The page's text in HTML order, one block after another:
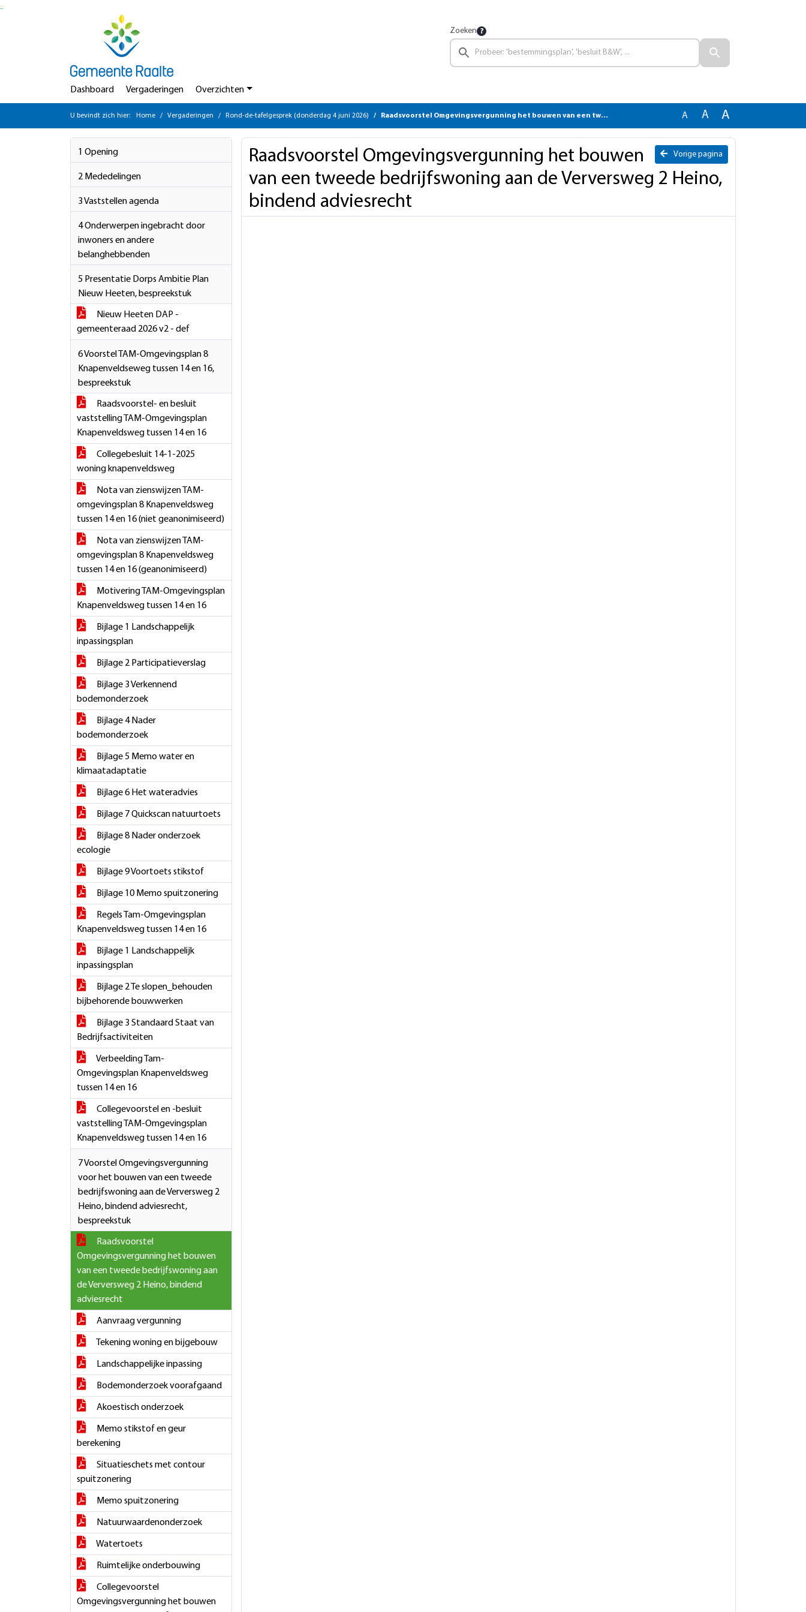
Ga naar de inhoud van deze pagina
Zoeken
Dashboard Vergaderingen Overzichten
U bevindt zich hier: Home Vergaderingen Rond-de-tafelgesprek (donderdag 4 juni 2026) Raadsvoorstel Omgevingsvergunning het bouwen van een tweede bedrijfswoning aan de Verversweg 2 Heino, bindend adviesrecht A A A
1 Opening
2 Mededelingen
3 Vaststellen agenda
4 Onderwerpen ingebracht door
inwoners en andere
belanghebbenden
5 Presentatie Dorps Ambitie Plan
Nieuw Heeten, bespreekstuk
Nieuw Heeten DAP -
gemeenteraad 2026 v2 - def
6 Voorstel TAM-Omgevingsplan 8
Knapenveldseweg tussen 14 en 16,
bespreekstuk
Raadsvoorstel- en besluit
vaststelling TAM-Omgevingsplan
Knapenveldsweg tussen 14 en 16
Collegebesluit 14-1-2025
woning knapenveldsweg
Nota van zienswijzen TAM-
omgevingsplan 8 Knapenveldsweg
tussen 14 en 16 (niet geanonimiseerd)
Nota van zienswijzen TAM-
omgevingsplan 8 Knapenveldsweg
tussen 14 en 16 (geanonimiseerd)
Motivering TAM-Omgevingsplan
Knapenveldsweg tussen 14 en 16
Bijlage 1 Landschappelijk
inpassingsplan
Bijlage 2 Participatieverslag
Bijlage 3 Verkennend
bodemonderzoek
Bijlage 4 Nader
bodemonderzoek
Bijlage 5 Memo water en
klimaatadaptatie
Bijlage 6 Het wateradvies
Bijlage 7 Quickscan natuurtoets
Bijlage 8 Nader onderzoek
ecologie
Bijlage 9 Voortoets stikstof
Bijlage 10 Memo spuitzonering
Regels Tam-Omgevingsplan
Knapenveldsweg tussen 14 en 16
Bijlage 1 Landschappelijk
inpassingsplan
Bijlage 2 Te slopen_behouden
bijbehorende bouwwerken
Bijlage 3 Standaard Staat van
Bedrijfsactiviteiten
Verbeelding Tam-
Omgevingsplan Knapenveldsweg
tussen 14 en 16
Collegevoorstel en -besluit
vaststelling TAM-Omgevingsplan
Knapenveldsweg tussen 14 en 16
7 Voorstel Omgevingsvergunning
voor het bouwen van een tweede
bedrijfswoning aan de Verversweg 2
Heino, bindend adviesrecht,
bespreekstuk
Raadsvoorstel
Omgevingsvergunning het bouwen
van een tweede bedrijfswoning aan
de Verversweg 2 Heino, bindend
adviesrecht
Aanvraag vergunning
Tekening woning en bijgebouw
Landschappelijke inpassing
Bodemonderzoek voorafgaand
Akoestisch onderzoek
Memo stikstof en geur
berekening
Situatieschets met contour
spuitzonering
Memo spuitzonering
Natuurwaardenonderzoek
Watertoets
Ruimtelijke onderbouwing
Collegevoorstel
Omgevingsvergunning het bouwen
Vorige pagina
Raadsvoorstel Omgevingsvergunning het bouwen
van een tweede bedrijfswoning aan de Verversweg 2 Heino,
bindend adviesrecht